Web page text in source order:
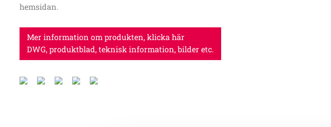
hemsidan.
Mer information om produkten, klicka här
DWG, produktblad, teknisk information, bilder etc.